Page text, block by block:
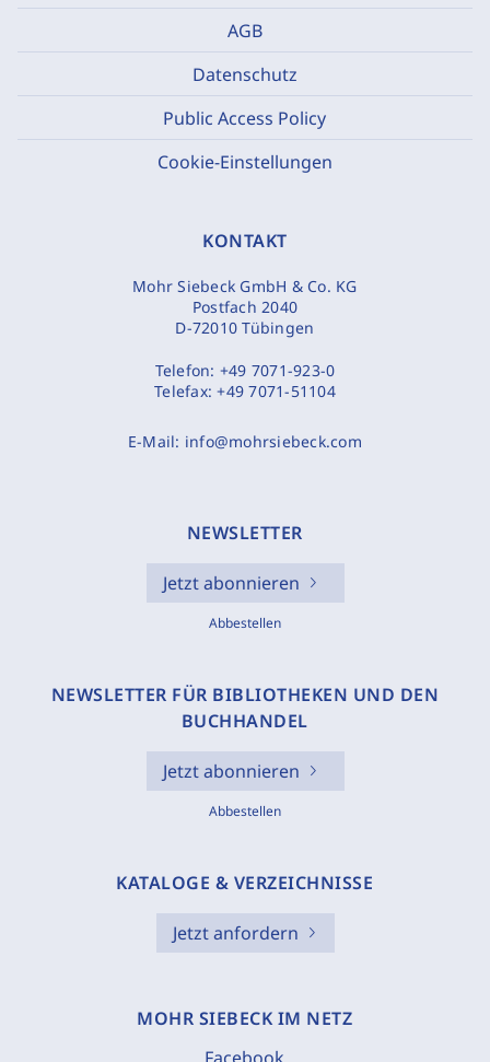
AGB
Datenschutz
Public Access Policy
Cookie-Einstellungen
KONTAKT
Mohr Siebeck GmbH & Co. KG
Postfach 2040
D-72010 Tübingen
Telefon: +49 7071-923-0
Telefax:+49 7071-51104
E-Mail: info@mohrsiebeck.com
NEWSLETTER
Jetzt abonnieren
Abbestellen
NEWSLETTER FÜR BIBLIOTHEKEN UND DEN
BUCHHANDEL
Jetzt abonnieren
Abbestellen
KATALOGE & VERZEICHNISSE
Jetzt anfordern
MOHR SIEBECK IM NETZ